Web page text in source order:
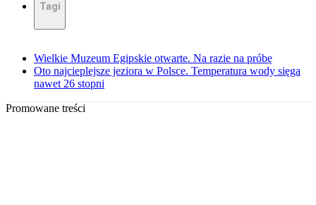
Tagi
Wielkie Muzeum Egipskie otwarte. Na razie na próbę
Oto najcieplejsze jeziora w Polsce. Temperatura wody sięga
nawet 26 stopni
Promowane treści